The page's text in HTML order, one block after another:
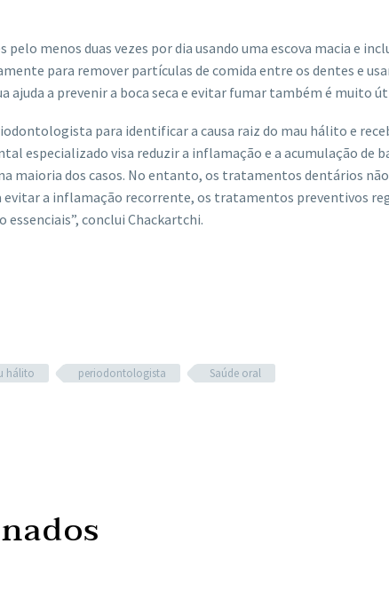
menos duas vezes por dia usando uma escova macia e
para remover partículas de comida entre os dentes e
ajuda a prevenir a boca seca e evitar fumar também é muito
para identificar a causa raiz do mau hálito e
especializado visa reduzir a inflamação e a acumulação de
maioria dos casos. No entanto, os tratamentos dentários
evitar a inflamação recorrente, os tratamentos preventivos
essenciais”, conclui Chackartchi.
hálito periodontologista Saúde oral